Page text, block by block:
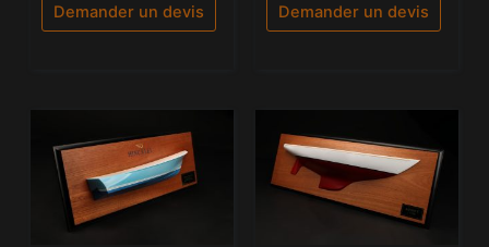
Demander un devis Demander un devis